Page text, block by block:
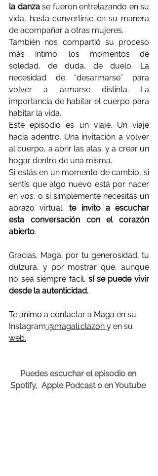
la danza se fueron entrelazando en su
vida, hasta convertirse en su manera
de acompañar a otras mujeres.
También nos compartió su proceso
más íntimo: los momentos de
soledad, de duda, de duelo. La
necesidad de “desarmarse” para
volver a armarse distinta. La
importancia de habitar el cuerpo para
habitar la vida.
Este episodio es un viaje. Un viaje
hacia adentro. Una invitación a volver
al cuerpo, a abrir las alas, y a crear un
hogar dentro de una misma.
Si estás en un momento de cambio, si
sentís que algo nuevo está por nacer
en vos, o si simplemente necesitás un
abrazo virtual, te invito a escuchar
esta conversación con el corazón
abierto.
Gracias, Maga, por tu generosidad, tu
dulzura, y por mostrar que, aunque
no sea siempre fácil, sí se puede vivir
desde la autenticidad.
Te animo a contactar a Maga en su
Instagram @magali.clazon y en su
web.
Puedes escuchar el episodio en
Spotify, Apple Podcast o en Youtube